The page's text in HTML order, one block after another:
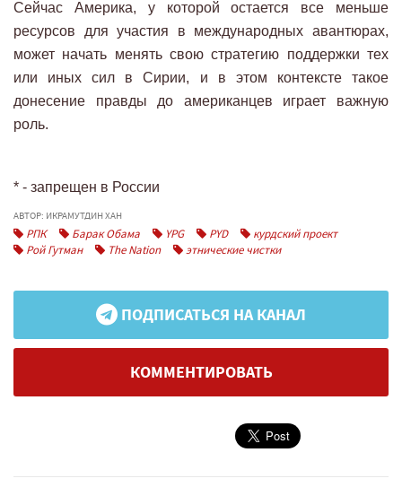
Сейчас Америка, у которой остается все меньше
ресурсов для участия в международных авантюрах,
может начать менять свою стратегию поддержки тех
или иных сил в Сирии, и в этом контексте такое
донесение правды до американцев играет важную
роль.
* - запрещен в России
АВТОР: ИКРАМУТДИН ХАН
РПК Барак Обама YPG PYD
курдский проект
Рой Гутман
The Nation этнические чистки
ПОДПИСАТЬСЯ НА КАНАЛ
КОММЕНТИРОВАТЬ